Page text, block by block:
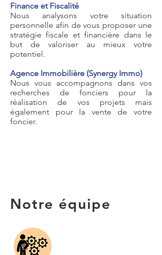
Finance et Fiscalité
Nous analysons votre situation
personnelle afin de vous proposer une
stratégie fiscale et financière dans le
but de valoriser au mieux votre
potentiel.
Agence Immobilière (Synergy Immo)
Nous vous accompagnons dans vos
recherches de fonciers pour la
réalisation de vos projets mais
également pour la vente de votre
foncier.
Notre équipe